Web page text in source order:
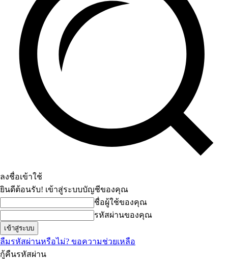
ลงชื่อเข้าใช้
ยินดีต้อนรับ! เข้าสู่ระบบบัญชีของคุณ
ชื่อผู้ใช้ของคุณ
รหัสผ่านของคุณ
ลืมรหัสผ่านหรือไม่? ขอความช่วยเหลือ
กู้คืนรหัสผ่าน